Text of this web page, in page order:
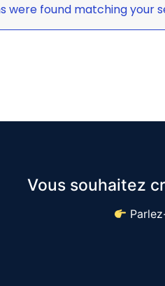
were found matching your
Vous souhaitez